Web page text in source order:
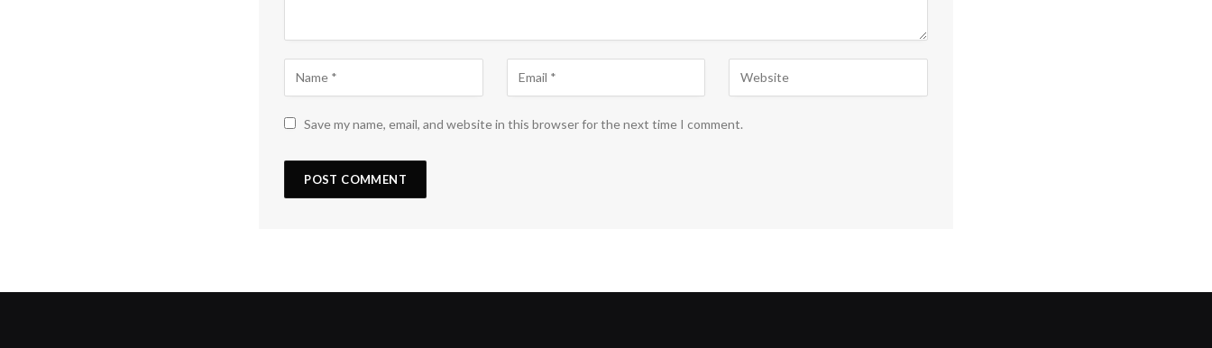
Save my name, email, and website in this browser for the next time I comment.